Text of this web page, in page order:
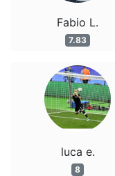
Fabio L.
7.83
luca e.
8